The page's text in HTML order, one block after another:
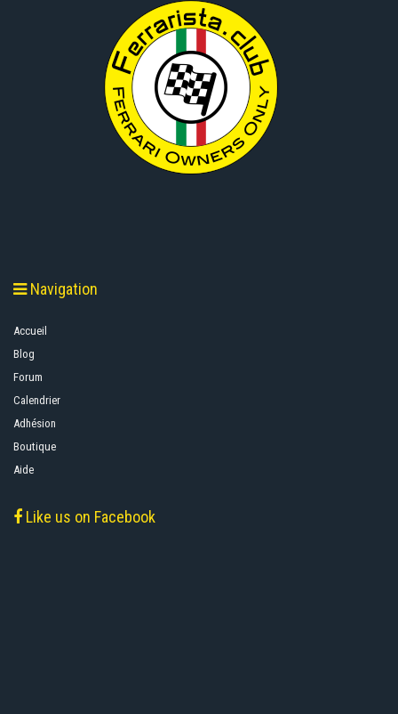
Navigation
Accueil
Blog
Forum
Calendrier
Adhésion
Boutique
Aide
Like us on Facebook